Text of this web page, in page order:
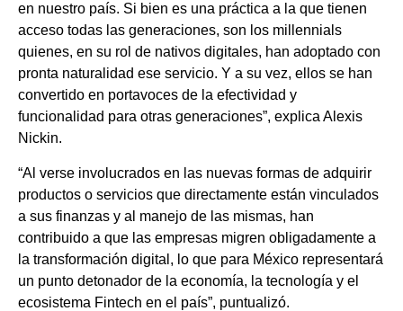
en nuestro país. Si bien es una práctica a la que tienen
acceso todas las generaciones, son los millennials
quienes, en su rol de nativos digitales, han adoptado con
pronta naturalidad ese servicio. Y a su vez, ellos se han
convertido en portavoces de la efectividad y
funcionalidad para otras generaciones”, explica Alexis
Nickin.
“Al verse involucrados en las nuevas formas de adquirir
productos o servicios que directamente están vinculados
a sus finanzas y al manejo de las mismas, han
contribuido a que las empresas migren obligadamente a
la transformación digital, lo que para México representará
un punto detonador de la economía, la tecnología y el
ecosistema Fintech en el país”, puntualizó.